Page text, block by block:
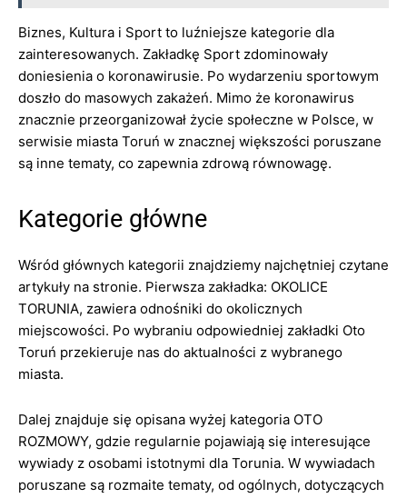
Biznes, Kultura i Sport to luźniejsze kategorie dla
zainteresowanych. Zakładkę Sport zdominowały
doniesienia o koronawirusie. Po wydarzeniu sportowym
doszło do masowych zakażeń. Mimo że koronawirus
znacznie przeorganizował życie społeczne w Polsce, w
serwisie miasta Toruń w znacznej większości poruszane
są inne tematy, co zapewnia zdrową równowagę.
Kategorie główne
Wśród głównych kategorii znajdziemy najchętniej czytane
artykuły na stronie. Pierwsza zakładka: OKOLICE
TORUNIA, zawiera odnośniki do okolicznych
miejscowości. Po wybraniu odpowiedniej zakładki Oto
Toruń przekieruje nas do aktualności z wybranego
miasta.
Dalej znajduje się opisana wyżej kategoria OTO
ROZMOWY, gdzie regularnie pojawiają się interesujące
wywiady z osobami istotnymi dla Torunia. W wywiadach
poruszane są rozmaite tematy, od ogólnych, dotyczących